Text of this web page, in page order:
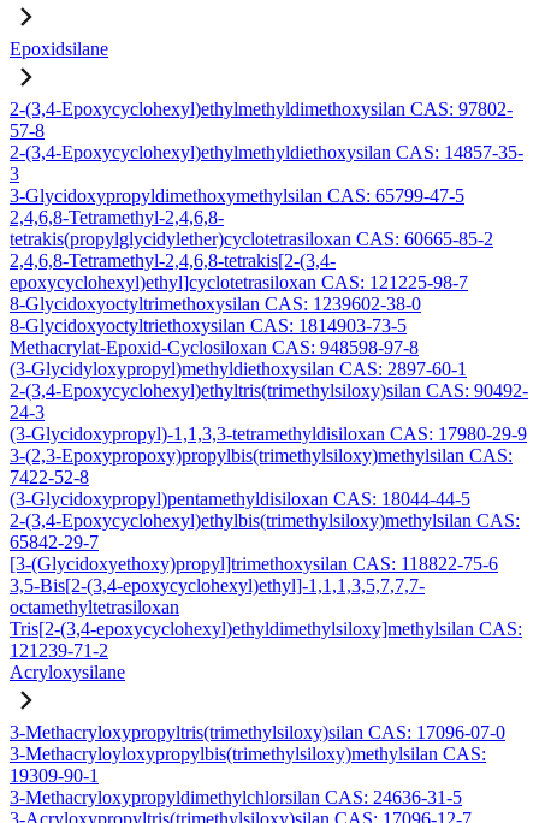
Epoxidsilane
2-(3,4-Epoxycyclohexyl)ethylmethyldimethoxysilan CAS: 97802-
57-8
2-(3,4-Epoxycyclohexyl)ethylmethyldiethoxysilan CAS: 14857-35-
3
3-Glycidoxypropyldimethoxymethylsilan CAS: 65799-47-5
2,4,6,8-Tetramethyl-2,4,6,8-
tetrakis(propylglycidylether)cyclotetrasiloxan CAS: 60665-85-2
2,4,6,8-Tetramethyl-2,4,6,8-tetrakis[2-(3,4-
epoxycyclohexyl)ethyl]cyclotetrasiloxan CAS: 121225-98-7
8-Glycidoxyoctyltrimethoxysilan CAS: 1239602-38-0
8-Glycidoxyoctyltriethoxysilan CAS: 1814903-73-5
Methacrylat-Epoxid-Cyclosiloxan CAS: 948598-97-8
(3-Glycidyloxypropyl)methyldiethoxysilan CAS: 2897-60-1
2-(3,4-Epoxycyclohexyl)ethyltris(trimethylsiloxy)silan CAS: 90492-
24-3
(3-Glycidoxypropyl)-1,1,3,3-tetramethyldisiloxan CAS: 17980-29-9
3-(2,3-Epoxypropoxy)propylbis(trimethylsiloxy)methylsilan CAS:
7422-52-8
(3-Glycidoxypropyl)pentamethyldisiloxan CAS: 18044-44-5
2-(3,4-Epoxycyclohexyl)ethylbis(trimethylsiloxy)methylsilan CAS:
65842-29-7
[3-(Glycidoxyethoxy)propyl]trimethoxysilan CAS: 118822-75-6
3,5-Bis[2-(3,4-epoxycyclohexyl)ethyl]-1,1,1,3,5,7,7,7-
octamethyltetrasiloxan
Tris[2-(3,4-epoxycyclohexyl)ethyldimethylsiloxy]methylsilan CAS:
121239-71-2
Acryloxysilane
3-Methacryloxypropyltris(trimethylsiloxy)silan CAS: 17096-07-0
3-Methacryloyloxypropylbis(trimethylsiloxy)methylsilan CAS:
19309-90-1
3-Methacryloxypropyldimethylchlorsilan CAS: 24636-31-5
3-Acryloxypropyltris(trimethylsiloxy)silan CAS: 17096-12-7